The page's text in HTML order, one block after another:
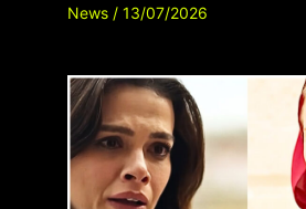
News/ 13/07/2026